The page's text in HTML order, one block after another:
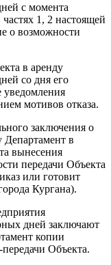
с момента
1, 2 настоящей
о возможности
в аренду
со дня его
уведомления
мотивов отказа.
заключения о
Департамент в
вынесения
передачи Объекта
или готовит
Кургана).
дней заключают
копии
Объекта.